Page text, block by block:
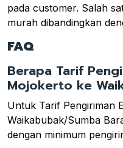
pada customer. Salah
murah dibandingkan
FAQ
Berapa Tarif
Mojokerto ke
Untuk Tarif Pengiriman
Waikabubak/Sumba
dengan minimum